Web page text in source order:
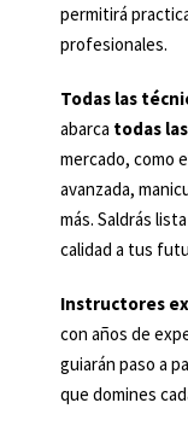
permitirá
profesionales.
Todas las
abarca todas
mercado, como
avanzada,
más. Saldrás
calidad a tus
Instructores
con años de
guiarán paso a
que domines